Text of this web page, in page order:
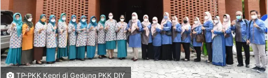
TP-PKK Kepri di Gedung PKK DIY